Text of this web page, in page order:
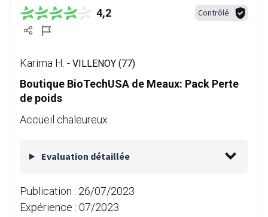
4,2 Contrôlé
Karima H. - VILLENOY (77)
Boutique BioTechUSA de Meaux: Pack Perte
de poids
Accueil chaleureux
Evaluation détaillée
Publication : 26/07/2023
Expérience : 07/2023